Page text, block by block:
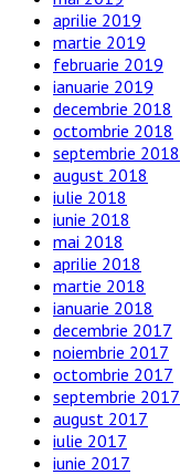
aprilie 2019
martie 2019
februarie 2019
ianuarie 2019
decembrie 2018
octombrie 2018
septembrie 2018
august 2018
iulie 2018
iunie 2018
mai 2018
aprilie 2018
martie 2018
ianuarie 2018
decembrie 2017
noiembrie 2017
octombrie 2017
septembrie 2017
august 2017
iulie 2017
iunie 2017